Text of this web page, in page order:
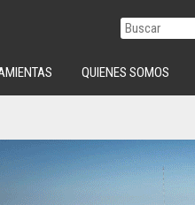
QUIENES SOMOS